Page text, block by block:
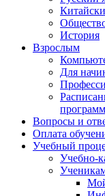
История
Взрослым
Для
Вопросы и
Оплата
Учебный
Учебно-